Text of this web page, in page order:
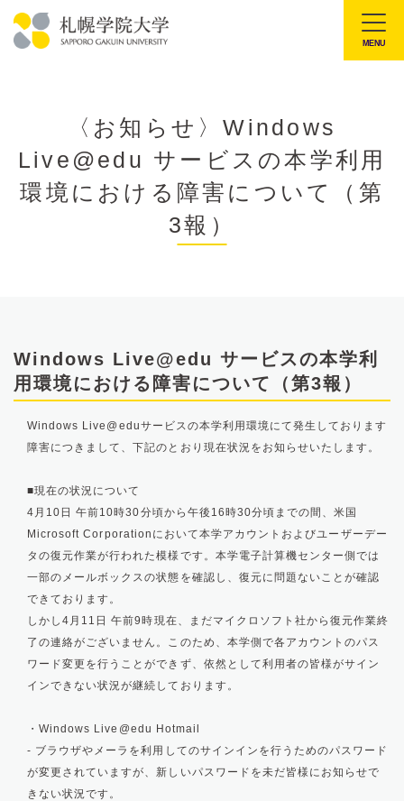
文
学
MENU
〈お知らせ〉Windows
Live@edu サービスの本学利用
環境における障害について（第
3報）
Windows Live@edu サービスの本学利
用環境における障害について（第3報）
Windows Live@eduサービスの本学利用環境にて発生しております
障害につきまして、下記のとおり現在状況をお知らせいたします。
■現在の状況について
4月10日 午前10時30分頃から午後16時30分頃までの間、米国
Microsoft Corporationにおいて本学アカウントおよびユーザーデー
タの復元作業が行われた模様です。本学電子計算機センター側では
一部のメールボックスの状態を確認し、復元に問題ないことが確認
できております。
しかし4月11日 午前9時現在、まだマイクロソフト社から復元作業終
了の連絡がございません。このため、本学側で各アカウントのパス
ワード変更を行うことができず、依然として利用者の皆様がサイン
インできない状況が継続しております。
・Windows Live@edu Hotmail
- ブラウザやメーラを利用してのサインインを行うためのパスワード
が変更されていますが、新しいパスワードを未だ皆様にお知らせで
きない状況です。